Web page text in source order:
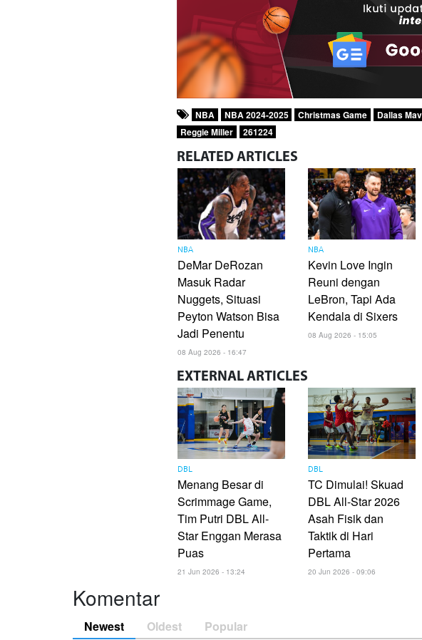
NBA NBA 2024-2025 Christmas Game Dallas
Reggie Miller
261224
RELATED ARTICLES
NBA
DeMar DeRozan
Masuk Radar
Nuggets, Situasi
Peyton Watson Bisa
Jadi Penentu
08 Aug 2026 - 16:47
NBA
Kevin Love Ingin
Reuni dengan
LeBron, Tapi Ada
Kendala di Sixers
08 Aug 2026 - 15:05
EXTERNAL ARTICLES
DBL
Menang Besar di
Scrimmage Game,
Tim Putri DBL All-
Star Enggan Merasa
Puas
21 Jun 2026 - 13:24
DBL
TC Dimulai! Skuad
DBL All-Star 2026
Asah Fisik dan
Taktik di Hari
Pertama
20 Jun 2026 - 09:06
Komentar
Newest Oldest Popular